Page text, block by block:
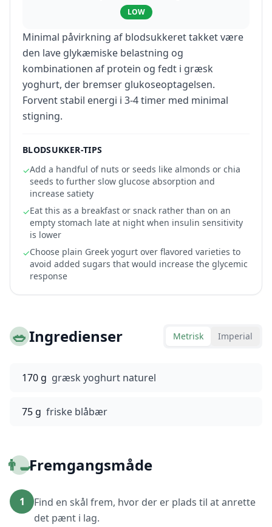
LOW
Minimal påvirkning af blodsukkeret takket være
den lave glykæmiske belastning og
kombinationen af protein og fedt i græsk
yoghurt, der bremser glukoseoptagelsen.
Forvent stabil energi i 3-4 timer med minimal
stigning.
BLODSUKKER-TIPS
✓Add a handful of nuts or seeds like almonds or chia
seeds to further slow glucose absorption and
increase satiety
✓Eat this as a breakfast or snack rather than on an
empty stomach late at night when insulin sensitivity
is lower
✓Choose plain Greek yogurt over flavored varieties to
avoid added sugars that would increase the glycemic
response
🥗Ingredienser Metrisk Imperial
170 g græsk yoghurt naturel
75 g friske blåbær
👨‍🍳Fremgangsmåde
1
Find en skål frem, hvor der er plads til at anrette
det pænt i lag.